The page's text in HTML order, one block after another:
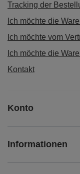
Tracking der
Ich möchte die
Ich möchte vom
Ich möchte die
Kontakt
Konto
Informationen